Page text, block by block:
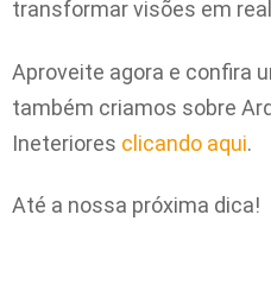
transformar visões em
Aproveite agora e confira
também criamos sobre
Ineteriores clicando aqui.
Até a nossa próxima dica!